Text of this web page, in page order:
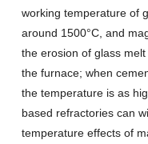
working temperature of
around 1500°C, and
the erosion of glass
the furnace; when
the temperature is as
based refractories can
temperature effects of